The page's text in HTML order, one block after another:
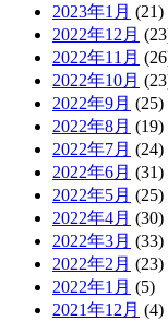
2023年1月 (21)
2022年12月
2022年11月
2022年10月
2022年9月 (25)
2022年8月 (19)
2022年7月 (24)
2022年6月 (31)
2022年5月 (25)
2022年4月 (30)
2022年3月 (33)
2022年2月 (23)
2022年1月 (5)
2021年12月 (4)